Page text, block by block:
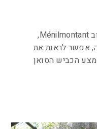
אם עומדים באמצע הכביש ברחוב Ménilmontant,
אפשר לראות את
הכביש הסואן